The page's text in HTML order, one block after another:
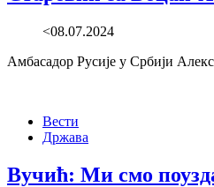
<08.07.2024
Амбасадор Русије у Србији
Вести
Држава
Вучић: Ми смо